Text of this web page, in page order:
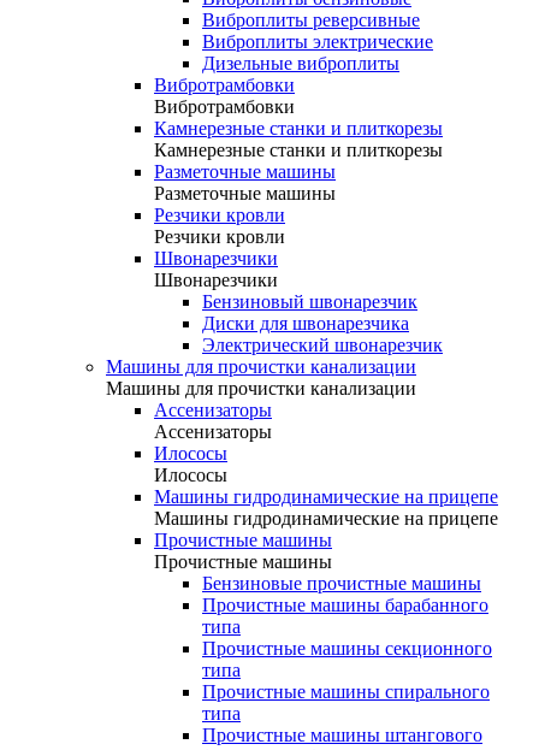
Виброплиты реверсивные
Виброплиты электрические
Дизельные виброплиты
Вибротрамбовки
Вибротрамбовки
Камнерезные станки и плиткорезы
Камнерезные станки и плиткорезы
Разметочные машины
Разметочные машины
Резчики кровли
Резчики кровли
Швонарезчики
Швонарезчики
Бензиновый швонарезчик
Диски для швонарезчика
Электрический швонарезчик
Машины для прочистки канализации
Машины для прочистки канализации
Ассенизаторы
Ассенизаторы
Илососы
Илососы
Машины гидродинамические на прицепе
Машины гидродинамические на прицепе
Прочистные машины
Прочистные машины
Бензиновые прочистные машины
Прочистные машины барабанного
типа
Прочистные машины секционного
типа
Прочистные машины спирального
типа
Прочистные машины штангового